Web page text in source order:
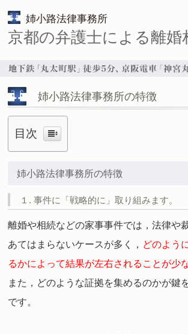
姉小路法律事務所
京都の弁護士による離婚
姉小路法律事務所の特徴
目次
姉小路法律事務所の特徴
１. 事件に「戦略的に」取り組みます。
離婚や相続などの家事事件では，法律や
あてはまらないケースが多く， どのよう
るかによって結果が左右されることが少
また，どのような証拠を集めるのかが鍵
です。